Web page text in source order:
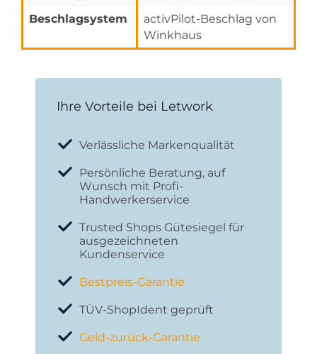
Beschlagsystem
activPilot-Beschlag von
Winkhaus
Ihre Vorteile bei Letwork
Verlässliche Markenqualität
Persönliche Beratung, auf
Wunsch mit Profi-
Handwerkerservice
Trusted Shops Gütesiegel für
ausgezeichneten
Kundenservice
Bestpreis-Garantie
TÜV-ShopIdent geprüft
Geld-zurück-Garantie